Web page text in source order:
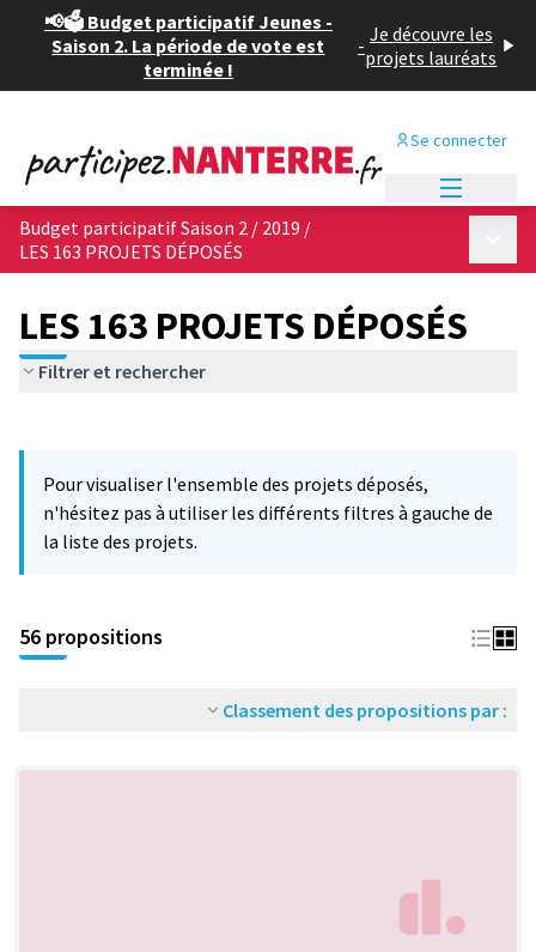
📢🗳️ Budget participatif Jeunes -
Saison 2. La période de vote est
terminée !
- Je découvre les
projets lauréats
Se connecter
Budget participatif Saison 2 / 2019 /
LES 163 PROJETS DÉPOSÉS
LES 163 PROJETS DÉPOSÉS
Filtrer et rechercher
−
Pour visualiser l'ensemble des projets déposés,
n'hésitez pas à utiliser les différents filtres à gauche de
la liste des projets.
56 propositions
Classement des propositions par :